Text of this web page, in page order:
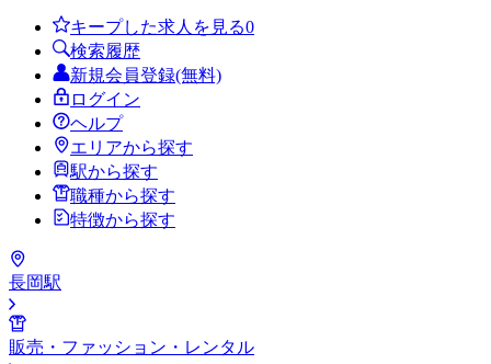
キープした求人を見る0
検索履歴
新規会員登録(無料)
ログイン
ヘルプ
エリアから探す
駅から探す
職種から探す
特徴から探す
長岡駅
販売・ファッション・レンタル